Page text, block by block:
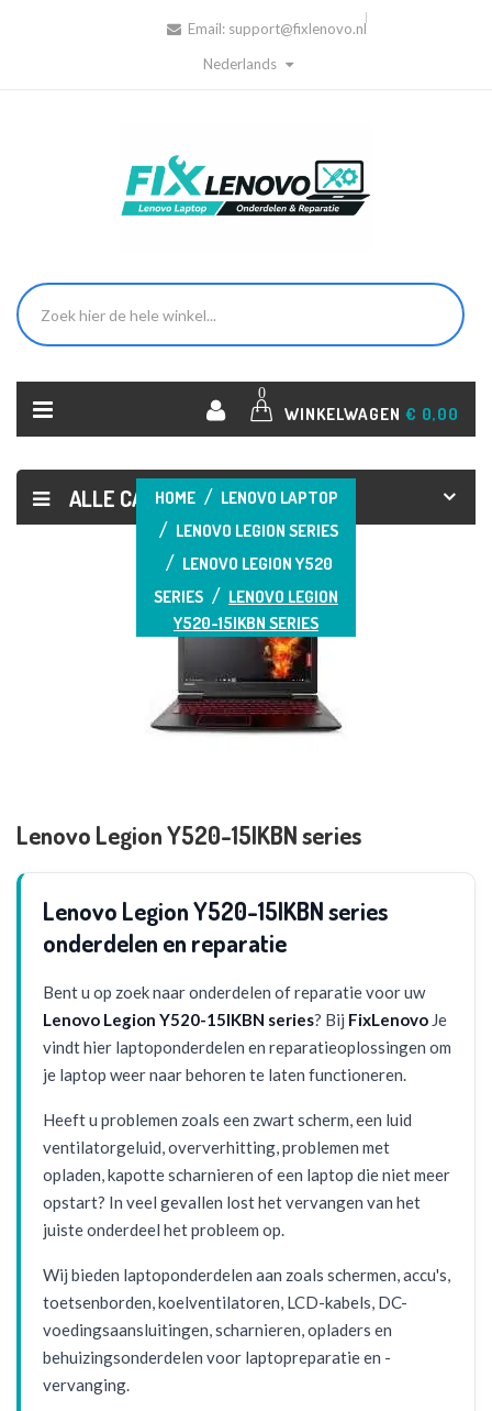
Email: support@fixlenovo.nl
Nederlands
0
WINKELWAGEN € 0,00
ALLE CATEGORIEËN
HOME
LENOVO LAPTOP
LENOVO LEGION SERIES
LENOVO LEGION Y520
SERIES
LENOVO LEGION
Y520-15IKBN SERIES
Lenovo Legion Y520-15IKBN series
Lenovo Legion Y520-15IKBN series
onderdelen en reparatie
Bent u op zoek naar onderdelen of reparatie voor uw
Lenovo Legion Y520-15IKBN series? Bij FixLenovo Je
vindt hier laptoponderdelen en reparatieoplossingen om
je laptop weer naar behoren te laten functioneren.
Heeft u problemen zoals een zwart scherm, een luid
ventilatorgeluid, oververhitting, problemen met
opladen, kapotte scharnieren of een laptop die niet meer
opstart? In veel gevallen lost het vervangen van het
juiste onderdeel het probleem op.
Wij bieden laptoponderdelen aan zoals schermen, accu's,
toetsenborden, koelventilatoren, LCD-kabels, DC-
voedingsaansluitingen, scharnieren, opladers en
behuizingsonderdelen voor laptopreparatie en -
vervanging.